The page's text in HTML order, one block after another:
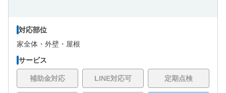
対応部位
家全体・ 外壁・ 屋根
サービス
補助金対応 LINE対応可 定期点検